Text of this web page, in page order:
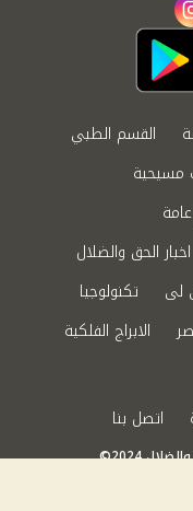
instagram
القسم الطبي
مسيحية
اخبار الحق والضلال
لى
تكنولوجيا
الابراج الفلكية
اتصل بنا